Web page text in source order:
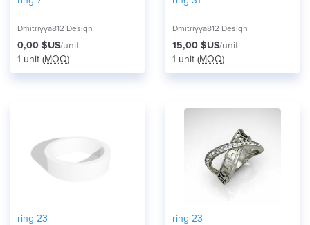
Dmitriyya812 Design
0,00 $US/unit
1 unit (MOQ)
Dmitriyya812 Design
15,00 $US/unit
1 unit (MOQ)
ring 23 ring 23